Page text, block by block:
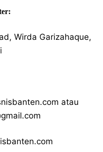
Wirda Garizahaque,
atau